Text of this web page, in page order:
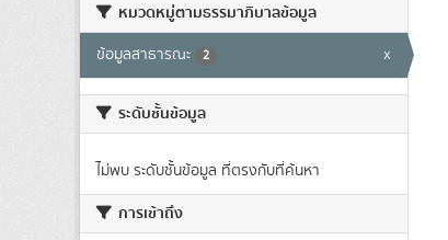
หมวดหมู่ตามธรรมาภิบาลข้อมูล
ข้อมูลสาธารณะ 2 x
ระดับชั้นข้อมูล
ไม่พบ ระดับชั้นข้อมูล ที่ตรงกับที่ค้นหา
การเข้าถึง